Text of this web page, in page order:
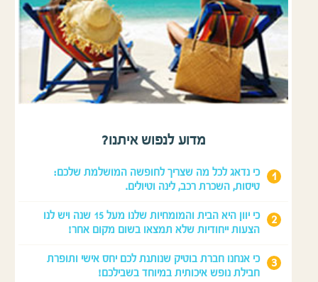
מדוע לנפוש איתנו?
כי נדאג לכל מה שצריך לחופשה המושלמת שלכם:
טיסות, השכרת רכב, לינה וטיולים.
כי יוון היא הבית והמומחיות שלנו מעל 15 שנה ויש לנו
הצעות ייחודיות שלא תמצאו בשום מקום אחר!
כי אנחנו חברת בוטיק שנותנת לכם יחס אישי ותופרת
חבילת נופש איכותית במיוחד בשבילכם!